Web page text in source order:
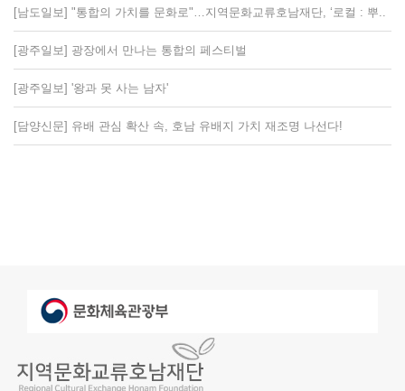
[남도일보] "통합의 가치를 문화로"…지역문화교류호남재단, ‘로컬 : 뿌..
[광주일보] 광장에서 만나는 통합의 페스티벌
[광주일보] '왕과 못 사는 남자'
[담양신문] 유배 관심 확산 속, 호남 유배지 가치 재조명 나선다!